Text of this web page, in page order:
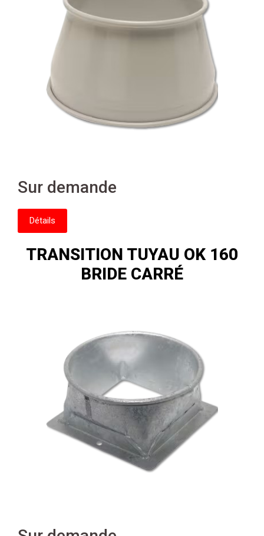
Sur demande
Détails
TRANSITION TUYAU OK 160
BRIDE CARRÉ